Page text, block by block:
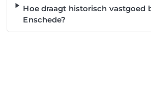
Hoe draagt historisch vastgoed
Enschede?